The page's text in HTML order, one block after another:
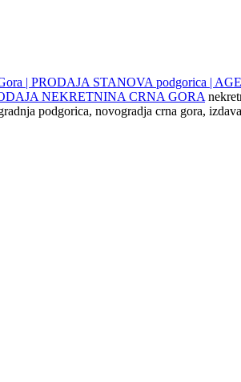
| PRODAJA STANOVA podgorica |
NEKRETNINA CRNA GORA
podgorica, novogradja crna gora,